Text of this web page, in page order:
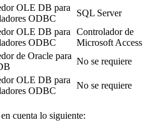
OLE DB para
ODBC
SQL Server
OLE DB para
ODBC
Controlador de
Microsoft Access
de Oracle para
No se requiere
OLE DB para
ODBC
No se requiere
cuenta lo siguiente: